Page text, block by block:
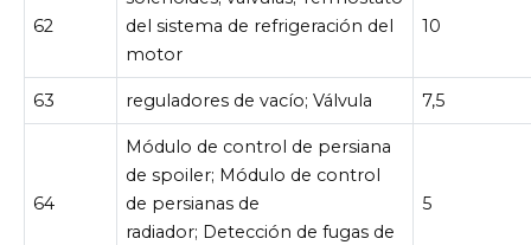
62
del sistema de refrigeración del
motor
10
63 reguladores de vacío; Válvula 7,5
64
Módulo de control de persiana
de spoiler; Módulo de control
de persianas de
radiador; Detección de fugas de
5